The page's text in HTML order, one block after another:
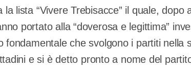
la lista “Vivere Trebisacce” il quale, dopo
portato alla “doverosa e legittima”
fondamentale che svolgono i partiti nella
e si è detto pronto a nome del